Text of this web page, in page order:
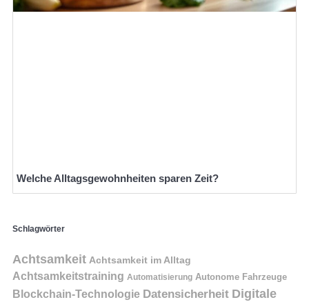
Welche Alltagsgewohnheiten sparen Zeit?
Schlagwörter
Achtsamkeit Achtsamkeit im Alltag
Achtsamkeitstraining Automatisierung Autonome Fahrzeuge
Blockchain-Technologie Datensicherheit Digitale